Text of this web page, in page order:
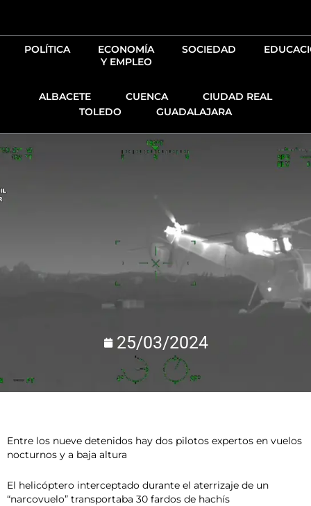
contenido
POLÍTICA
ECONOMÍA
Y EMPLEO
SOCIEDAD
ALBACETE CUENCA
CIUDAD REAL
TOLEDO
GUADALAJARA
25/03/2024
Entre los nueve detenidos hay dos pilotos expertos en vuelos
nocturnos y a baja altura
El helicóptero interceptado durante el aterrizaje de un
“narcovuelo” transportaba 30 fardos de hachís